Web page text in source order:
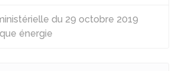
du 29 octobre 2019
énergie